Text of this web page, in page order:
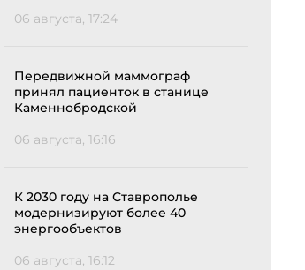
06 августа, 17:24
Передвижной маммограф
принял пациенток в станице
Каменнобродской
06 августа, 16:16
К 2030 году на Ставрополье
модернизируют более 40
энергообъектов
06 августа, 16:12